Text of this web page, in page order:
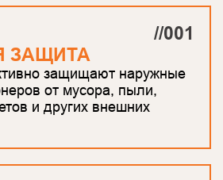
//001
ЗАЩИТА
защищают наружные
от мусора, пыли,
и других внешних